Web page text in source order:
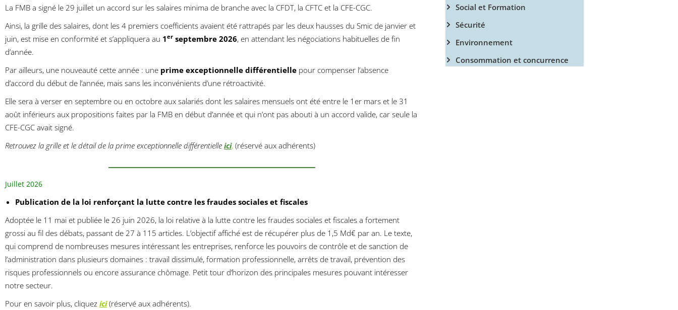
La FMB a signé le 29 juillet un accord sur les salaires minima de branche avec la CFDT, la CFTC et la CFE-CGC.
Ainsi, la grille des salaires, dont les 4 premiers coefficients avaient été rattrapés par les deux hausses du Smic de janvier et
juin, est mise en conformité et s’appliquera au 1er septembre 2026, en attendant les négociations habituelles de fin
d’année.
Par ailleurs, une nouveauté cette année : une prime exceptionnelle différentielle pour compenser l’absence
d’accord du début de l’année, mais sans les inconvénients d’une rétroactivité.
Elle sera à verser en septembre ou en octobre aux salariés dont les salaires mensuels ont été entre le 1er mars et le 31
août inférieurs aux propositions faites par la FMB en début d’année et qui n’ont pas abouti à un accord valide, car seule la
CFE-CGC avait signé.
Retrouvez la grille et le détail de la prime exceptionnelle différentielle ici, (réservé aux adhérents)
Juillet 2026
Publication de la loi renforçant la lutte contre les fraudes sociales et fiscales
Adoptée le 11 mai et publiée le 26 juin 2026, la loi relative à la lutte contre les fraudes sociales et fiscales a fortement
grossi au fil des débats, passant de 27 à 115 articles. L’objectif affiché est de récupérer plus de 1,5 Md€ par an. Le texte,
qui comprend de nombreuses mesures intéressant les entreprises, renforce les pouvoirs de contrôle et de sanction de
l’administration dans plusieurs domaines : travail dissimulé, formation professionnelle, arrêts de travail, prévention des
risques professionnels ou encore assurance chômage. Petit tour d’horizon des principales mesures pouvant intéresser
notre secteur.
Pour en savoir plus, cliquez ici(réservé aux adhérents).
Social et Formation
Sécurité
Environnement
Consommation et concurrence